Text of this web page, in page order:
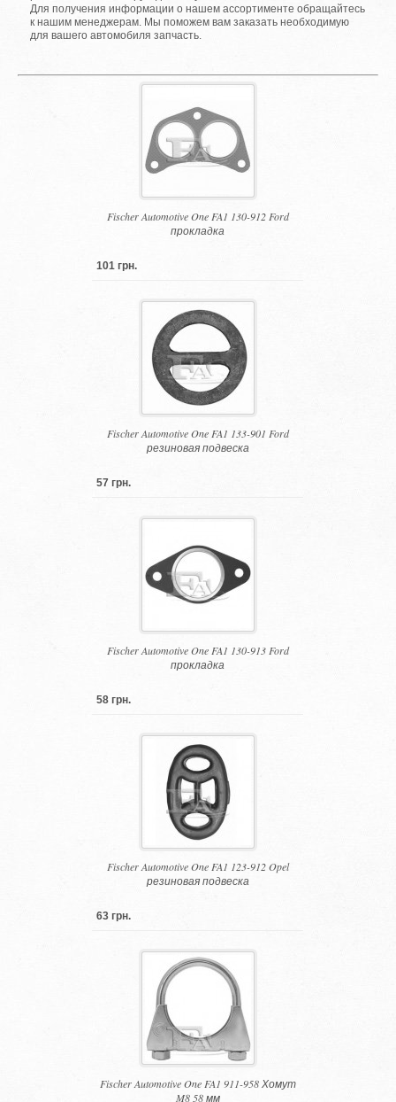
Для получения информации о нашем ассортименте обращайтесь
к нашим менеджерам. Мы поможем вам заказать необходимую
для вашего автомобиля запчасть.
Fischer Automotive One FA1 130-912 Ford
прокладка
101 грн.
Fischer Automotive One FA1 133-901 Ford
резиновая подвеска
57 грн.
Fischer Automotive One FA1 130-913 Ford
прокладка
58 грн.
Fischer Automotive One FA1 123-912 Opel
резиновая подвеска
63 грн.
Fischer Automotive One FA1 911-958 Хомут
M8 58 мм